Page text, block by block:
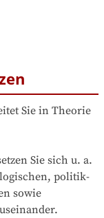
Sie in Theorie
Sie sich u. a.
politik-
sowie